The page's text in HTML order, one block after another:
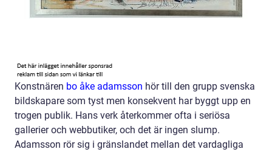
Konstnären bo åke adamsson hör till den grupp svenska
bildskapare som tyst men konsekvent har byggt upp en
trogen publik. Hans verk återkommer ofta i seriösa
gallerier och webbutiker, och det är ingen slump.
Adamsson rör sig i gränslandet mellan det vardagliga